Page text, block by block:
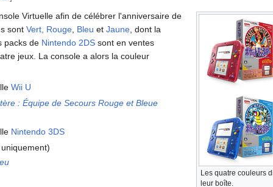
Les quatre couleurs
leur boîte.
Virtuelle afin de célébrer l'anniversaire de
sont Vert, Rouge Bleu et Jaune , dont la
packs de Nintendo 2DS sont en ventes
jeux. La console a alors la couleur
Wii U
: Équipe de Secours Rouge et Bleue
Nintendo 3DS